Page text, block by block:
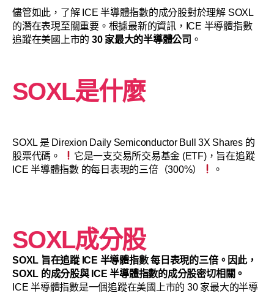
儘管如此，了解 ICE 半導體指數的成分股對於理解 SOXL
的潛在表現至關重要。根據最新的資訊，ICE 半導體指數
追蹤在美國上市的 30 家最大的半導體公司 。
SOXL是什麼
SOXL 是 Direxion Daily Semiconductor Bull 3X Shares 的
股票代碼。
它是一支交易所交易基金 (ETF)，旨在追蹤
ICE 半導體指數 的每日表現的三倍（300%）
。
SOXL成分股
SOXL 旨在追蹤 ICE 半導體指數 每日表現的三倍。因此，
SOXL 的成分股與 ICE 半導體指數的成分股密切相關。
ICE 半導體指數是一個追蹤在美國上市的 30 家最大的半導